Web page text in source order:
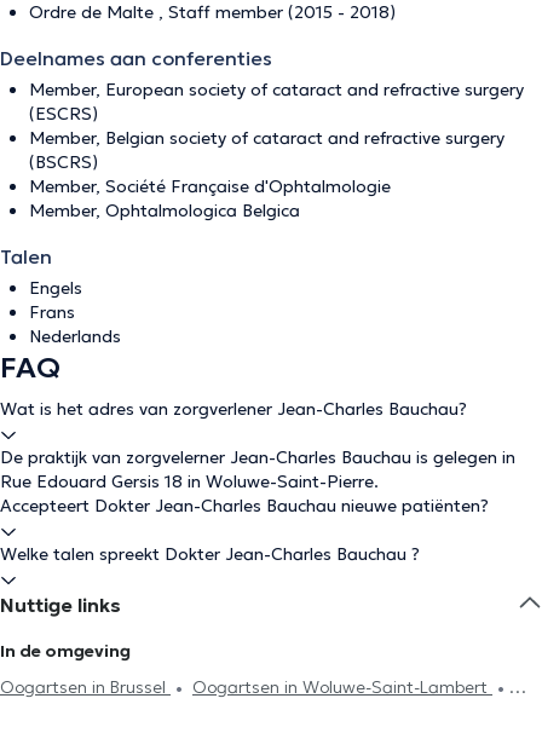
Ordre de Malte , Staff member (2015 - 2018)
Deelnames aan conferenties
Member, European society of cataract and refractive surgery
(ESCRS)
Member, Belgian society of cataract and refractive surgery
(BSCRS)
Member, Société Française d'Ophtalmologie
Member, Ophtalmologica Belgica
Talen
Engels
Frans
Nederlands
FAQ
Wat is het adres van zorgverlener Jean-Charles Bauchau?
De praktijk van zorgvelerner Jean-Charles Bauchau is gelegen in
Rue Edouard Gersis 18 in Woluwe-Saint-Pierre.
Accepteert Dokter Jean-Charles Bauchau nieuwe patiënten?
Welke talen spreekt Dokter Jean-Charles Bauchau ?
Nuttige links
In de omgeving
Oogartsen in Brussel
Oogartsen in Woluwe-Saint-Lambert